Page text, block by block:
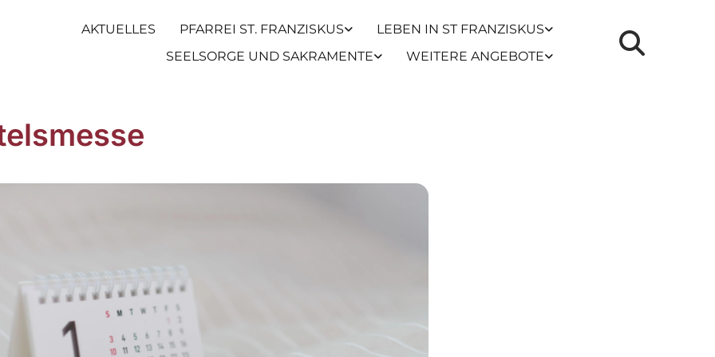
AKTUELLES PFARREI ST. FRANZISKUS
LEBEN IN ST FRANZISKUS
SEELSORGE UND SAKRAMENTE
WEITERE ANGEBOTE